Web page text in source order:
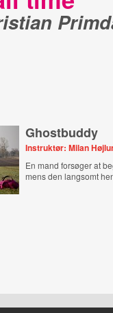
Ghostbuddy
Instruktør: Milan
En mand forsøger at
mens den langsomt